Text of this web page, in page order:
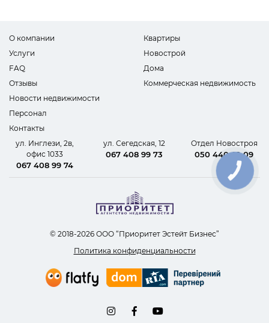
О компании
Услуги
FAQ
Отзывы
Новости недвижимости
Персонал
Контакты
Квартиры
Новострой
Дома
Коммерческая недвижимость
ул. Инглези, 2в,
офис 1033
067 408 99 74
ул. Сегедская, 12
067 408 99 73
Отдел Новостроя
050 440 62 09
© 2018-2026 ООО “Приоритет Эстейт Бизнес”
Политика конфиденциальности
КНОПКА
СВЯЗИ